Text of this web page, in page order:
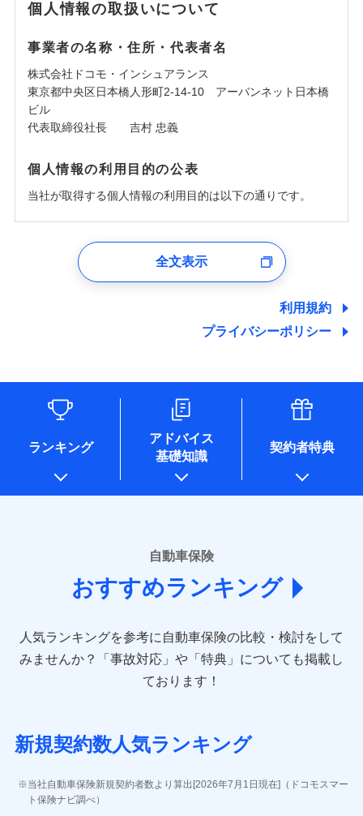
個人情報の取扱いについて
事業者の名称・住所・代表者名
株式会社ドコモ・インシュアランス
東京都中央区日本橋人形町2-14-10 アーバンネット日本橋
ビル
代表取締役社長 吉村 忠義
個人情報の利用目的の公表
当社が取得する個人情報の利用目的は以下の通りです。
ユーザー登録受付および、管理のため
しくは委託を受けている保険会社・提携会社の保険その他に
関する情報を提供し、金融商品等の契約を勧奨するため、ま
た維持管理等の委託業務遂行のため、またそれらに付帯、関
情報を取引のある他の保険会社の商品・サービスをご提案す
るために利用させていただくことがあります。）
各種セミナーの開催のため
コンサルティングサービスの実施のため
アンケートやキャンペーン等の実施のため
上記に係る案内・手続き・管理等付帯業務を行うため
* 当社が委託を受けている保険会社の情報は、保険会社のホ
ームページに掲載しておりますので、ご確認ください。
あいおいニッセイ同和損害保険株式会社
(https://www.aioinissaydowa.co.jp/)
アクサ損害保険株式会社 (https://www.axa-
direct.co.jp/)
sompo.co.jp/)
東京海上ダイレクト損害保険株式会社 (https://www.e-
AIG損害保険株式会社 (https://www.aig.co.jp/sonpo)
ジェイアイ傷害火災保険株式会社
ソニー損害保険株式会社
(https://www.sonysonpo.co.jp/)
全文表示
利用規約
プライバシーポリシー
ランキング
アドバイス
基礎知識
契約者特典
自動車保険
おすすめランキング
人気ランキングを参考に自動車保険の比較・検討をして
みませんか？
「事故対応」や「特典」についても掲載し
ております！
新規契約数人気ランキング
当社自動車保険新規契約者数より算出[2026年7月1日現在]（ドコモスマー
ト保険ナビ調べ）